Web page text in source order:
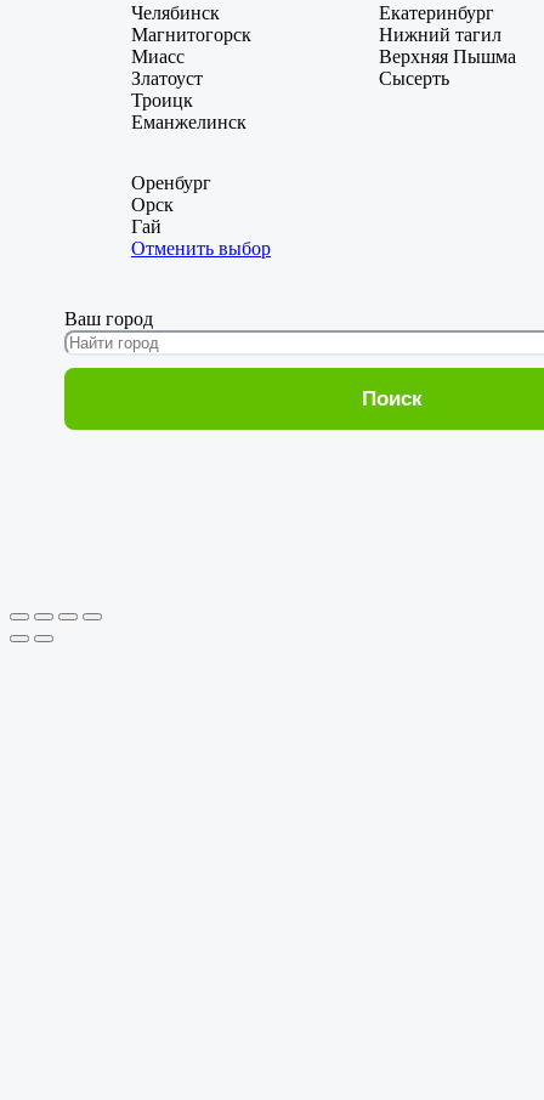
Челябинск
Магнитогорск
Миасс
Златоуст
Троицк
Еманжелинск
Екатеринбург
Нижний тагил
Верхняя Пышма
Сысерть
Оренбург
Орск
Гай
Отменить выбор
Ваш город
Поиск